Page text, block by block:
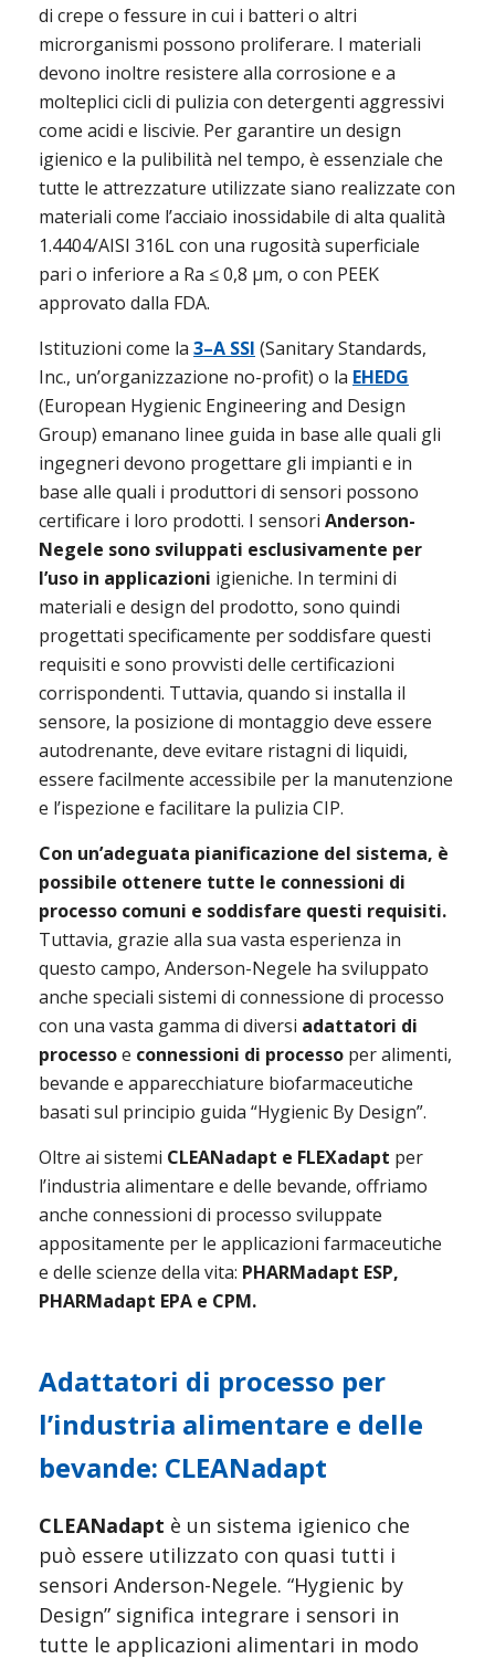
di crepe o fessure in cui i batteri o altri
microrganismi possono proliferare. I materiali
devono inoltre resistere alla corrosione e a
molteplici cicli di pulizia con detergenti aggressivi
come acidi e liscivie. Per garantire un design
igienico e la pulibilità nel tempo, è essenziale che
tutte le attrezzature utilizzate siano realizzate con
materiali come l’acciaio inossidabile di alta qualità
1.4404/AISI 316L con una rugosità superficiale
pari o inferiore a Ra ≤ 0,8 μm, o con PEEK
approvato dalla FDA.
Istituzioni come la 3–A SSI (Sanitary Standards,
Inc., un’organizzazione no-profit) o la EHEDG
(European Hygienic Engineering and Design
Group) emanano linee guida in base alle quali gli
ingegneri devono progettare gli impianti e in
base alle quali i produttori di sensori possono
certificare i loro prodotti. I sensori Anderson-
Negele sono sviluppati esclusivamente per
l’uso in applicazioni igieniche. In termini di
materiali e design del prodotto, sono quindi
progettati specificamente per soddisfare questi
requisiti e sono provvisti delle certificazioni
corrispondenti. Tuttavia, quando si installa il
sensore, la posizione di montaggio deve essere
autodrenante, deve evitare ristagni di liquidi,
essere facilmente accessibile per la manutenzione
e l’ispezione e facilitare la pulizia CIP.
Con un’adeguata pianificazione del sistema, è
possibile ottenere tutte le connessioni di
processo comuni e soddisfare questi requisiti.
Tuttavia, grazie alla sua vasta esperienza in
questo campo, Anderson-Negele ha sviluppato
anche speciali sistemi di connessione di processo
con una vasta gamma di diversi adattatori di
processo e connessioni di processo per alimenti,
bevande e apparecchiature biofarmaceutiche
basati sul principio guida “Hygienic By Design”.
Oltre ai sistemi CLEANadapt e FLEXadapt per
l’industria alimentare e delle bevande, offriamo
anche connessioni di processo sviluppate
appositamente per le applicazioni farmaceutiche
e delle scienze della vita: PHARMadapt ESP,
PHARMadapt EPA e CPM.
Adattatori di processo per
l’industria alimentare e delle
bevande: CLEANadapt
CLEANadapt è un sistema igienico che
può essere utilizzato con quasi tutti i
sensori Anderson-Negele. “Hygienic by
Design” significa integrare i sensori in
tutte le applicazioni alimentari in modo